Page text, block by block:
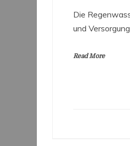
Die
und
Read More